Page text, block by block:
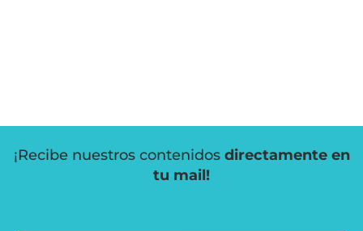
¡Recibe nuestros contenidos directamente en
tu mail!